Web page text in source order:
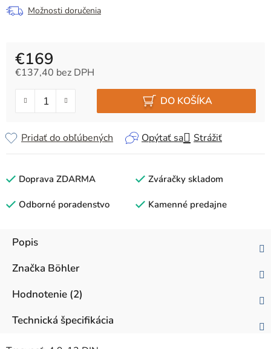
Možnosti doručenia
€169
€137,40 bez DPH
DO KOŠÍKA
Opýtať sa Strážiť
Pridať do obľúbených
Doprava ZDARMA Zváračky skladom
Odborné poradenstvo Kamenné predajne
Popis
Značka Böhler
Hodnotenie (2)
Technická špecifikácia